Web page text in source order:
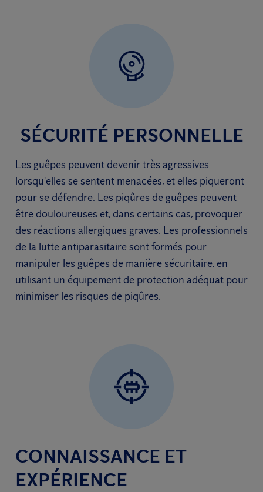
SÉCURITÉ PERSONNELLE
Les guêpes peuvent devenir très agressives
lorsqu'elles se sentent menacées, et elles piqueront
pour se défendre. Les piqûres de guêpes peuvent
être douloureuses et, dans certains cas, provoquer
des réactions allergiques graves. Les professionnels
de la lutte antiparasitaire sont formés pour
manipuler les guêpes de manière sécuritaire, en
utilisant un équipement de protection adéquat pour
minimiser les risques de piqûres.
CONNAISSANCE ET
EXPÉRIENCE